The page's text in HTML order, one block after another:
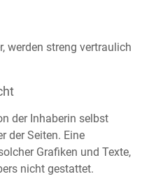
werden streng vertraulich
der Inhaberin selbst
der Seiten. Eine
Grafiken und Texte,
nicht gestattet.